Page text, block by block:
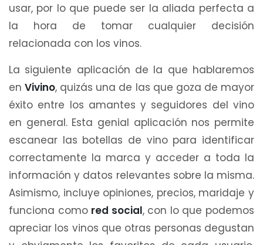
usar, por lo que puede ser la aliada perfecta a
la hora de tomar cualquier decisión
relacionada con los vinos.
La siguiente aplicación de la que hablaremos
enVivino, quizás una de las que goza de mayor
éxito entre los amantes y seguidores del vino
en general. Esta genial aplicación nos permite
escanear las botellas de vino para identificar
correctamente la marca y acceder a toda la
información y datos relevantes sobre la misma.
Asimismo, incluye opiniones, precios, maridaje y
funciona como red social, con lo que podemos
apreciar los vinos que otras personas degustan